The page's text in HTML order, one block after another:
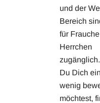
und der
Bereich
für
Herrchen
Du Dich
wenig
möchtest,